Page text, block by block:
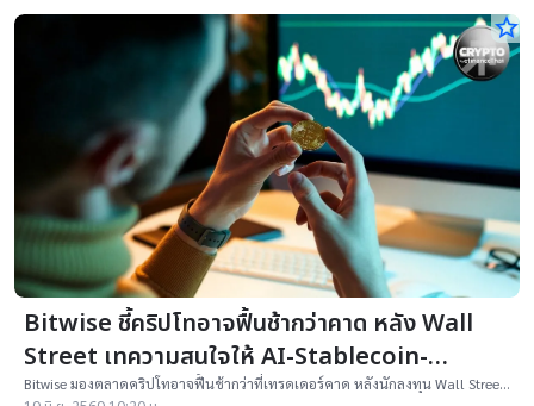
star_border
Bitwise ชี้คริปโทอาจฟื้นช้ากว่าคาด หลัง Wall
Street เทความสนใจให้ AI-Stablecoin-
Tokenization
Bitwise มองตลาดคริปโทอาจฟื้นช้ากว่าที่เทรดเดอร์คาด หลังนักลงทุน Wall Street